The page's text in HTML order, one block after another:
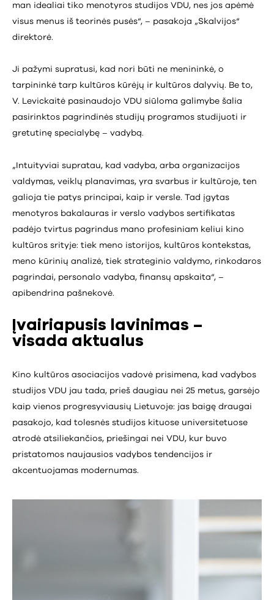
man idealiai tiko menotyros studijos VDU, nes jos apėmė
visus menus iš teorinės pusės“, – pasakoja „Skalvijos“
direktorė.
Ji pažymi supratusi, kad nori būti ne menininkė, o
tarpininkė tarp kultūros kūrėjų ir kultūros dalyvių. Be to,
V. Levickaitė pasinaudojo VDU siūloma galimybe šalia
pasirinktos pagrindinės studijų programos studijuoti ir
gretutinę specialybę – vadybą.
„Intuityviai supratau, kad vadyba, arba organizacijos
valdymas, veiklų planavimas, yra svarbus ir kultūroje, ten
galioja tie patys principai, kaip ir versle. Tad įgytas
menotyros bakalauras ir verslo vadybos sertifikatas
padėjo tvirtus pagrindus mano profesiniam keliui kino
kultūros srityje: tiek meno istorijos, kultūros kontekstas,
meno kūrinių analizė, tiek strateginio valdymo, rinkodaros
pagrindai, personalo vadyba, finansų apskaita“, –
apibendrina pašnekovė.
Įvairiapusis lavinimas –
visada aktualus
Kino kultūros asociacijos vadovė prisimena, kad vadybos
studijos VDU jau tada, prieš daugiau nei 25 metus, garsėjo
kaip vienos progresyviausių Lietuvoje: jas baigę draugai
pasakojo, kad tolesnės studijos kituose universitetuose
atrodė atsiliekančios, priešingai nei VDU, kur buvo
pristatomos naujausios vadybos tendencijos ir
akcentuojamas modernumas.